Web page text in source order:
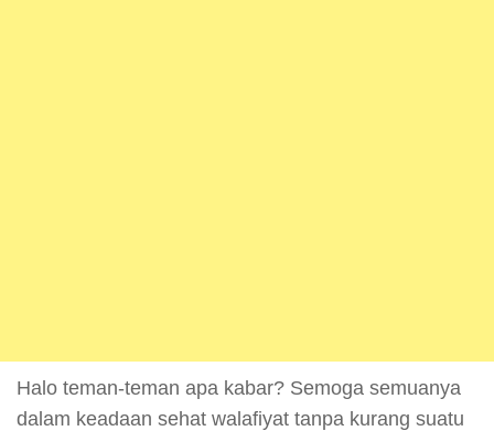
Halo teman-teman apa kabar? Semoga semuanya
dalam keadaan sehat walafiyat tanpa kurang suatu